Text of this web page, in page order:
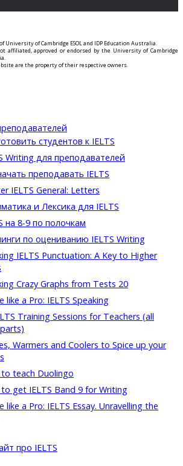
University of Cambridge ESOL and IDP Education Australia.
affiliated, approved or endorsed by the University of Cambridge
are the property of their respective owners.
студентов к IELTS
Writing для преподавателей
преподавать IELTS
IELTS General: Letters
и Лексика для IELTS
на 8-9 по полочкам
по оцениванию IELTS Writing
IELTS Punctuation: A Key to Higher
Crazy Graphs from Tests 20
like a Pro: IELTS Speaking
Training Sessions for Teachers (all
Warmers and Coolers to Spice up your
teach Duolingo
get IELTS Band 9 for Writing
like a Pro: IELTS Essay. Unravelling the
про IELTS